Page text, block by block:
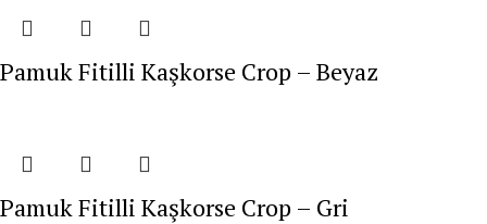
Pamuk Fitilli Kaşkorse Crop – Beyaz
Pamuk Fitilli Kaşkorse Crop – Gri